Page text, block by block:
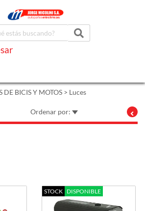
DE BICIS Y MOTOS > Luces
Ordenar por:
STOCK DISPONIBLE